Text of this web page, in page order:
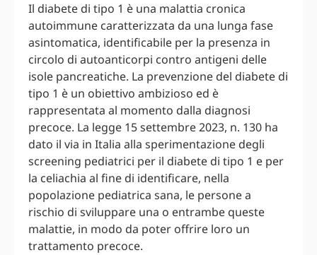
Il diabete di tipo 1 è una malattia cronica
autoimmune caratterizzata da una lunga fase
asintomatica, identificabile per la presenza in
circolo di autoanticorpi contro antigeni delle
isole pancreatiche. La prevenzione del diabete di
tipo 1 è un obiettivo ambizioso ed è
rappresentata al momento dalla diagnosi
precoce. La legge 15 settembre 2023, n. 130 ha
dato il via in Italia alla sperimentazione degli
screening pediatrici per il diabete di tipo 1 e per
la celiachia al fine di identificare, nella
popolazione pediatrica sana, le persone a
rischio di sviluppare una o entrambe queste
malattie, in modo da poter offrire loro un
trattamento precoce.